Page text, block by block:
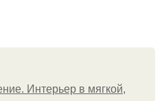
Интерьер в мягкой,